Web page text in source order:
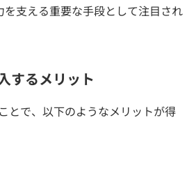
支える重要な手段として注目され
するメリット
とで、以下のようなメリットが得